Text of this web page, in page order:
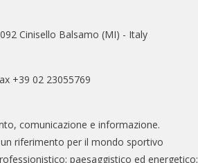
Cinisello Balsamo (MI) - Italy
+39 02 23055769
comunicazione e informazione.
riferimento per il mondo sportivo
paesaggistico ed energetico;